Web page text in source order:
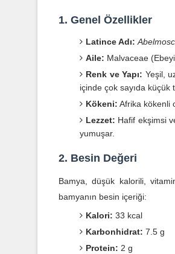
1. Genel Özellikler
Latince Adı:
Aile: Malvaceae
Renk ve Yapı: Yeşil,
içinde çok sayıda
Kökeni: Afrika kökenli
Lezzet: Hafif ekşimsi
yumuşar.
2. Besin Değeri
Bamya, düşük kalorili,
bamyanın besin içeriği:
Kalori: 33 kcal
Karbonhidrat: 7.5 g
Protein: 2 g